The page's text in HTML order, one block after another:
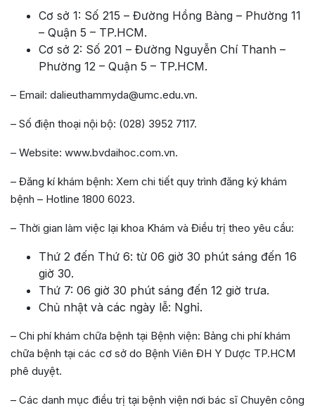
Cơ sở 1: Số 215 – Đường Hồng Bàng – Phường 11
– Quận 5 – TP.HCM.
Cơ sở 2: Số 201 – Đường Nguyễn Chí Thanh –
Phường 12 – Quận 5 – TP.HCM.
– Email: dalieuthammyda@umc.edu.vn.
– Số điện thoại nội bộ: (028) 3952 7117.
– Website: www.bvdaihoc.com.vn.
– Đăng kí khám bệnh: Xem chi tiết quy trình đăng ký khám
bệnh – Hotline 1800 6023.
– Thời gian làm việc lại khoa Khám và Điều trị theo yêu cầu:
Thứ 2 đến Thứ 6: từ 06 giờ 30 phút sáng đến 16
giờ 30.
Thứ 7: 06 giờ 30 phút sáng đến 12 giờ trưa.
Chủ nhật và các ngày lễ: Nghỉ.
– Chi phí khám chữa bệnh tại Bệnh viện: Bảng chi phí khám
chữa bệnh tại các cơ sở do Bệnh Viên ĐH Y Dược TP.HCM
phê duyệt.
– Các danh mục điều trị tại bệnh viện nơi bác sĩ Chuyên công